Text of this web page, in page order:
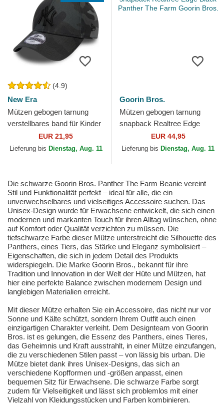
(4.9)
New Era
Mützen gebogen tarnung
verstellbares band für Kinder
9FORTY League Essential
der New York Yankees...
EUR 21,95
Lieferung bis Dienstag, Aug. 11
Goorin Bros.
Mützen gebogen tarnung
snapback Realtree Edge
Black Panther The Farm
Goorin Bros.
EUR 44,95
Lieferung bis Dienstag, Aug. 11
Die schwarze Goorin Bros. Panther The Farm Beanie vereint
Stil und Funktionalität perfekt – ideal für alle, die ein
unverwechselbares und vielseitiges Accessoire suchen. Das
Unisex-Design wurde für Erwachsene entwickelt, die sich einen
modernen und markanten Touch für ihren Alltag wünschen, ohne
auf Komfort oder Qualität verzichten zu müssen. Die
tiefschwarze Farbe dieser Mütze unterstreicht die Silhouette des
Panthers, eines Tiers, das Stärke und Eleganz symbolisiert –
Eigenschaften, die sich in jedem Detail des Produkts
widerspiegeln. Die Marke Goorin Bros., bekannt für ihre
Tradition und Innovation in der Welt der Hüte und Mützen, hat
hier eine perfekte Balance zwischen modernem Design und
langlebigen Materialien erreicht.
Mit dieser Mütze erhalten Sie ein Accessoire, das nicht nur vor
Sonne und Kälte schützt, sondern Ihrem Outfit auch einen
einzigartigen Charakter verleiht. Dem Designteam von Goorin
Bros. ist es gelungen, die Essenz des Panthers, eines Tieres,
das Geheimnis und Kraft ausstrahlt, in einer Mütze einzufangen,
die zu verschiedenen Stilen passt – von lässig bis urban. Die
Mütze bietet dank ihres Unisex-Designs, das sich an
verschiedene Kopfformen und -größen anpasst, einen
bequemen Sitz für Erwachsene. Die schwarze Farbe sorgt
zudem für Vielseitigkeit und lässt sich problemlos mit einer
Vielzahl von Kleidungsstücken und Farben kombinieren.